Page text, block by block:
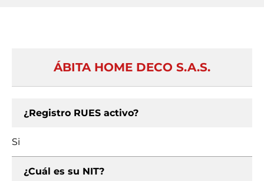
ÁBITA HOME DECO S.A.S.
¿Registro RUES activo?
Si
¿Cuál es su NIT?